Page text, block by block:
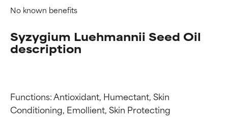
No known benefits
Syzygium Luehmannii Seed Oil
description
Functions: Antioxidant, Humectant, Skin
Conditioning, Emollient, Skin Protecting